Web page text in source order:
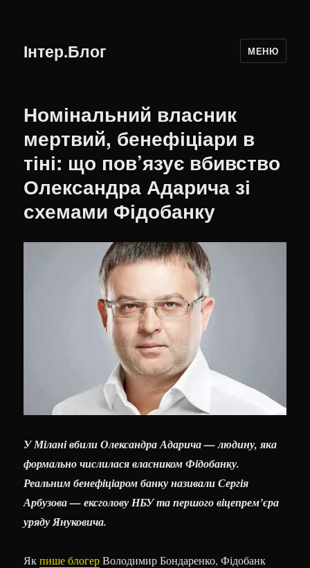
Інтер.Блог МЕНЮ
Номінальний власник
мертвий, бенефіціари в
тіні: що пов’язує вбивство
Олександра Адарича зі
схемами Фідобанку
У Мілані вбили Олександра Адарича — людину, яка
формально числилася власником Фідобанку.
Реальним бенефіціаром банку називали Сергія
Арбузова — ексголову НБУ та першого віцепрем’єра
уряду Януковича.
Якпише блогерВолодимир Бондаренко, Фідобанк